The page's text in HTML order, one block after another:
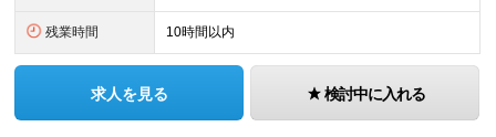
残業時間 10時間以内
求人を見る 検討中に入れる